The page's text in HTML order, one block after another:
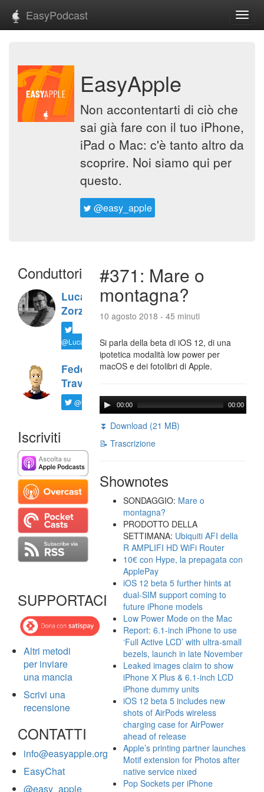
EasyPodcast
EasyApple
Non accontentarti di ciò che
sai già fare con il tuo iPhone,
iPad o Mac: c'è tanto altro da
scoprire. Noi siamo qui per
questo.
@easy_apple
Conduttori
Luca
Zorzi
@LucaTNT
Federico
Travaini
@ftrava
Iscriviti
SUPPORTACI
Altri metodi
per inviare
una mancia
Scrivi una
recensione
CONTATTI
info@easyapple.org
EasyChat
@easy_apple
#371: Mare o
montagna?
10 agosto 2018 - 45 minuti
Si parla della beta di iOS 12, di una
ipotetica modalità low power per
macOS e dei fotolibri di Apple.
00:00 00:00
⏬ Download (21 MB)
📝 Trascrizione
Shownotes
SONDAGGIO: Mare o
montagna?
PRODOTTO DELLA
SETTIMANA: Ubiquiti AFI della
R AMPLIFI HD WiFi Router
10€ con Hype, la prepagata con
ApplePay
iOS 12 beta 5 further hints at
dual-SIM support coming to
future iPhone models
Low Power Mode on the Mac
Report: 6.1-inch iPhone to use
‘Full Active LCD’ with ultra-small
bezels, launch in late November
Leaked images claim to show
iPhone X Plus & 6.1-inch LCD
iPhone dummy units
iOS 12 beta 5 includes new
shots of AirPods wireless
charging case for AirPower
ahead of release
Apple’s printing partner launches
Motif extension for Photos after
native service nixed
Pop Sockets per iPhone